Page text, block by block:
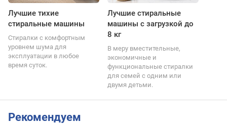
Лучшие тихие
стиральные машины
Стиралки с комфортным
уровнем шума для
эксплуатации в любое
время суток.
Лучшие стиральные
машины с загрузкой до
8 кг
В меру вместительные,
экономичные и
функциональные стиралки
для семей с одним или
двумя детьми.
Рекомендуем